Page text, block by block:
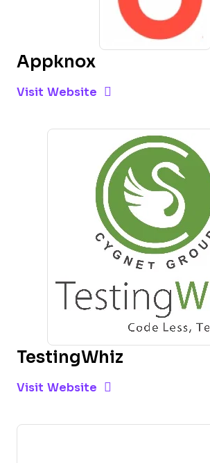
Appknox
Visit Website Opens New Window
TestingWhiz
Visit Website Opens New Window